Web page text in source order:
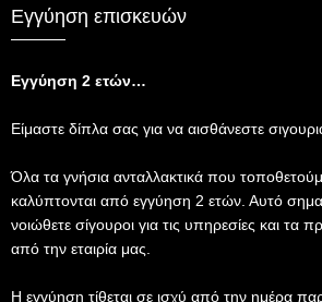
Εγγύηση επισκευών
Εγγύηση 2 ετών…
Είμαστε δίπλα σας για να αισθάνεστε
Όλα τα γνήσια ανταλλακτικά που
καλύπτονται από εγγύηση 2 ετών. Αυτό
νοιώθετε σίγουροι για τις υπηρεσίες και τα
από την εταιρία μας.
Η εγγύηση τίθεται σε ισχύ από την ημέρα